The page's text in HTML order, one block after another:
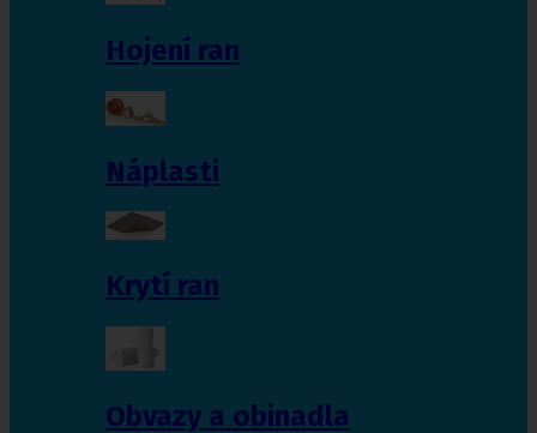
Hojení ran
Náplasti
Krytí ran
Obvazy a obinadla